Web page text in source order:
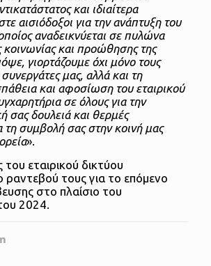
και ιδιαίτερα
αισιόδοξοι για την ανάπτυξη του
αναδεικνύεται σε πυλώνα
και προώθησης της
γιορτάζουμε όχι μόνο τους
μας, αλλά και τη
και αφοσίωση του εταιρικού
σε όλους για την
σας δουλειά και θερμές
τη συμβολή σας στην κοινή μας
».
εταιρικού δικτύου
τους για το επόμενο
στο πλαίσιο του
2024.